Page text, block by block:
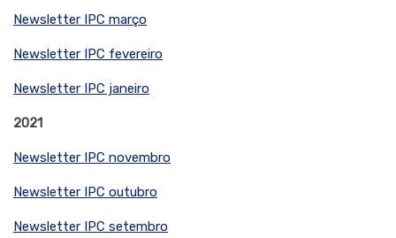
Newsletter IPC março
Newsletter IPC fevereiro
Newsletter IPC janeiro
2021
Newsletter IPC novembro
Newsletter IPC outubro
Newsletter IPC setembro